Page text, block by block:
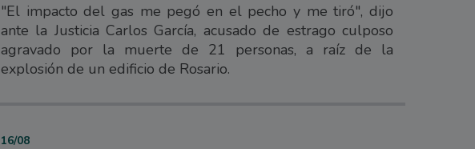
"El impacto del gas me pegó en el pecho y me tiró", dijo
ante la Justicia Carlos García, acusado de estrago culposo
agravado por la muerte de 21 personas, a raíz de la
explosión de un edificio de Rosario.
16/08